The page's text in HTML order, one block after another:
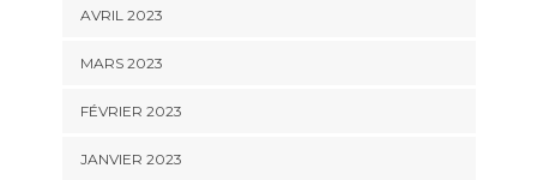
AVRIL 2023
MARS 2023
FÉVRIER 2023
JANVIER 2023